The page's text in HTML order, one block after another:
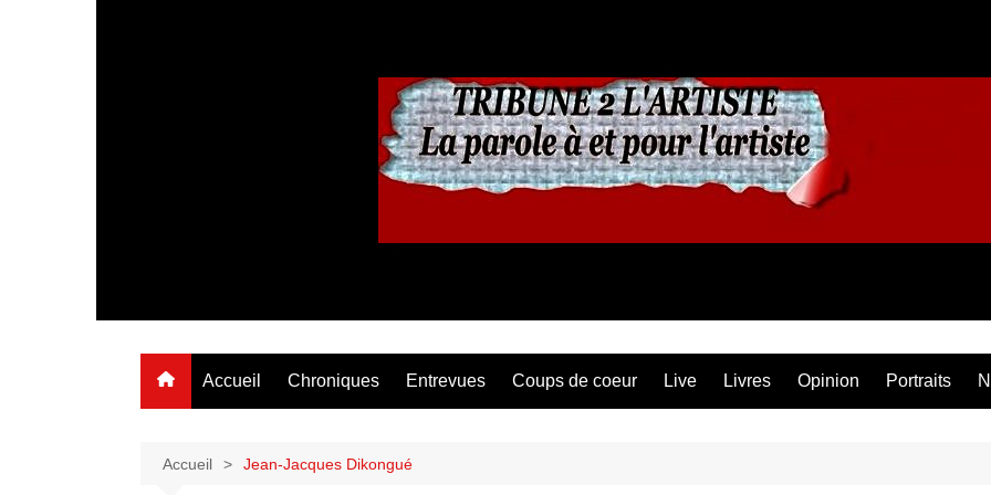
Accueil Chroniques Entrevues Coups de coeur Live Livres Opinion Portraits
Accueil Jean-Jacques Dikongué